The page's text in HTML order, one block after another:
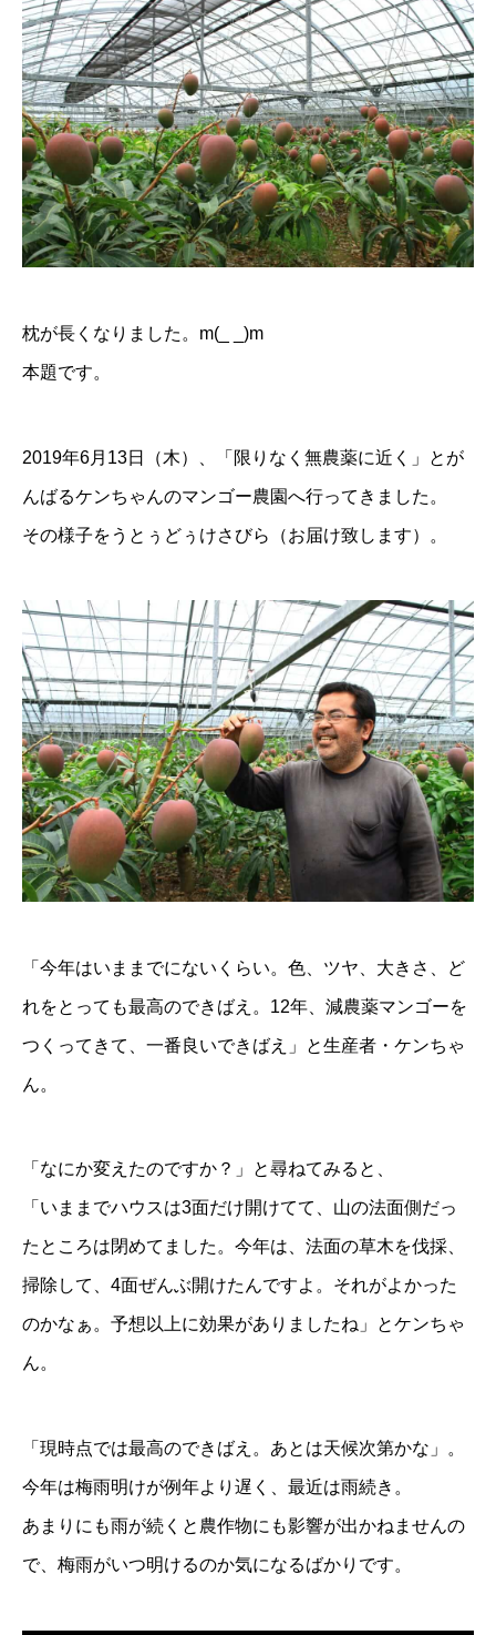
枕が長くなりました。m(_ _)m
本題です。
2019年6月13日（木）、「限りなく無農薬に近く」とが
んばるケンちゃんのマンゴー農園へ行ってきました。
その様子をうとぅどぅけさびら（お届け致します）。
「今年はいままでにないくらい。色、ツヤ、大きさ、ど
れをとっても最高のできばえ。12年、減農薬マンゴーを
つくってきて、一番良いできばえ」と生産者・ケンちゃ
ん。
「なにか変えたのですか？」と尋ねてみると、
「いままでハウスは3面だけ開けてて、山の法面側だっ
たところは閉めてました。今年は、法面の草木を伐採、
掃除して、4面ぜんぶ開けたんですよ。それがよかった
のかなぁ。予想以上に効果がありましたね」とケンちゃ
ん。
「現時点では最高のできばえ。あとは天候次第かな」。
今年は梅雨明けが例年より遅く、最近は雨続き。
あまりにも雨が続くと農作物にも影響が出かねませんの
で、梅雨がいつ明けるのか気になるばかりです。